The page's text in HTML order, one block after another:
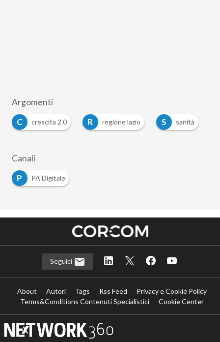
Argomenti
C
crescita 2.0 R regione lazio S sanità
Canali
P
PA Digitale
Seguici
About Autori Tags Rss Feed
Privacy e Cookie Policy
Terms&Conditions Contenuti Specialistici
Cookie Center